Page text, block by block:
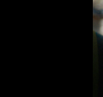
og
å sikre riktige
og korrekte
fagfolk før du